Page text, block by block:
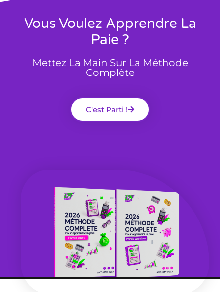
Vous Voulez Apprendre La
Paie ?
Mettez La Main Sur La Méthode
Complète
C'est Parti !